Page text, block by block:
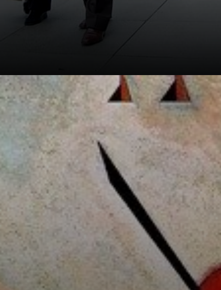
Apparsa agli
albori del
Novecento, l'arte
astratta ha
infranto le
convenzioni
artistiche,